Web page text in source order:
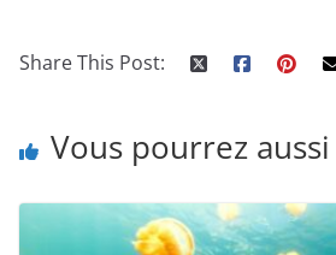
Share This Post:
Vous pourrez